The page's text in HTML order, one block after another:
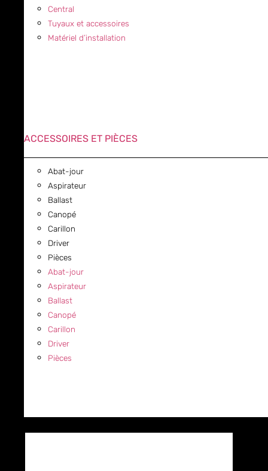
Central
Tuyaux et accessoires
Matériel d’installation
ACCESSOIRES ET PIÈCES
Abat-jour
Aspirateur
Ballast
Canopé
Carillon
Driver
Pièces
Abat-jour
Aspirateur
Ballast
Canopé
Carillon
Driver
Pièces